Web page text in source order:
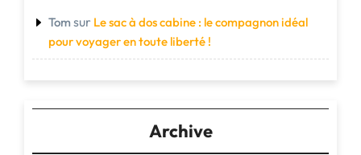
Tom sur Le sac à dos cabine : le compagnon idéal
pour voyager en toute liberté !
Archive